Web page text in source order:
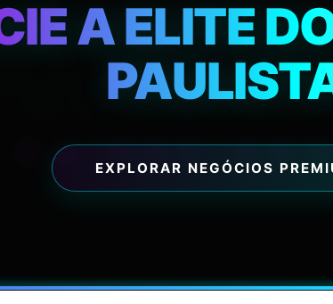
06 AGO
A ELITE
EXPLORAR NEGÓCIOS